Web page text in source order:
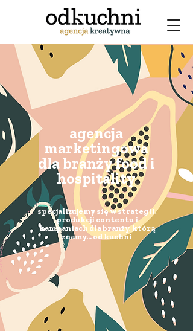
agencja
marketingowa
dla branży food i
hospitality
specjalizujemy się w strategii,
produkcji contentu i
kampaniach dla branży, którą
znamy... od kuchni